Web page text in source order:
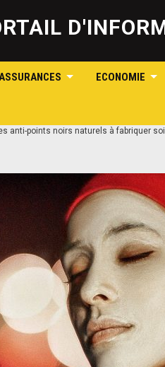
ECONOMIE
anti-points noirs naturels à fabriquer